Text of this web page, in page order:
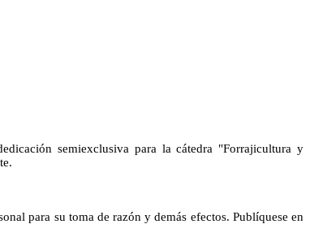
semiexclusiva para la cátedra "Forrajicultura y
para su toma de razón y demás efectos. Publíquese en